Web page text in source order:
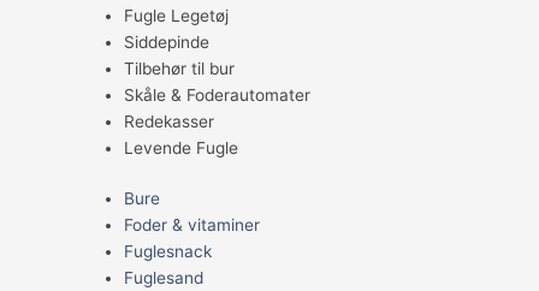
Fugle Legetøj
Siddepinde
Tilbehør til bur
Skåle & Foderautomater
Redekasser
Levende Fugle
Bure
Foder & vitaminer
Fuglesnack
Fuglesand